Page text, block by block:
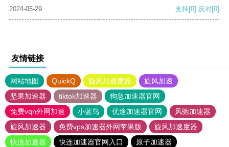
2024-05-29
支持[0] 反对[0]
友情链接
网站地图 QuickQ 旋风加速度器
旋风加速
坚果加速器
tiktok加速器
狗急加速器官网
免费vqn外网加速
小蓝鸟 优途加速器官网
风驰加速器
旋风加速器
免费vps加速器外网苹果版
旋风加速度器
快连加速器
快连加速器官网入口
原子加速器